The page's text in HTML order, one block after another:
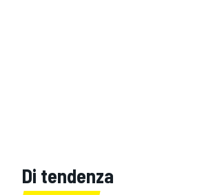
Di tendenza